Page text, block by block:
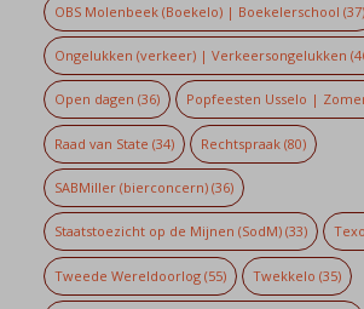
OBS Molenbeek (Boekelo) | Boekelerschool (37)
Ongelukken (verkeer) | Verkeersongelukken
Open dagen (36) Popfeesten Usselo |
Raad van State (34) Rechtspraak (80)
SABMiller (bierconcern)(36)
Staatstoezicht op de Mijnen (SodM)(33)
Tweede Wereldoorlog(55) Twekkelo (35)